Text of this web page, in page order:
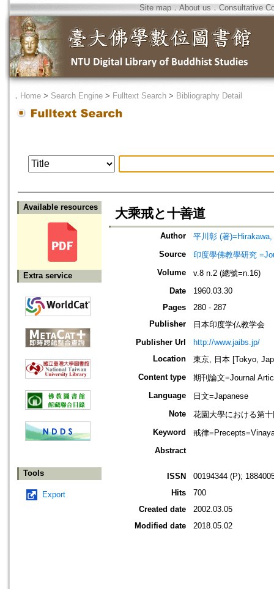
Site map．About us ． Consultative
． Home > Search Engine > Fulltext Search > Bibliography Detail
Available resources
Extra service
Tools
Export
大乘戒と十善道
Author
平川彰 (著
Source
印度學佛教學研究
Volume
v.8 n.2 (總號=n.16)
Date
1960.03.30
Pages
280 - 287
Publisher
日本印度学仏教学会
Publisher Url
http://www.jaibs.jp/
Location
東京, 日本 [Tokyo,
Content type
期刊論文=Journal
Language
日文=Japanese
Note
花園大學における第
Keyword
戒律
Abstract
ISSN
00194344 (P);
Hits
700
Created date
2002.03.05
Modified date
2018.05.02